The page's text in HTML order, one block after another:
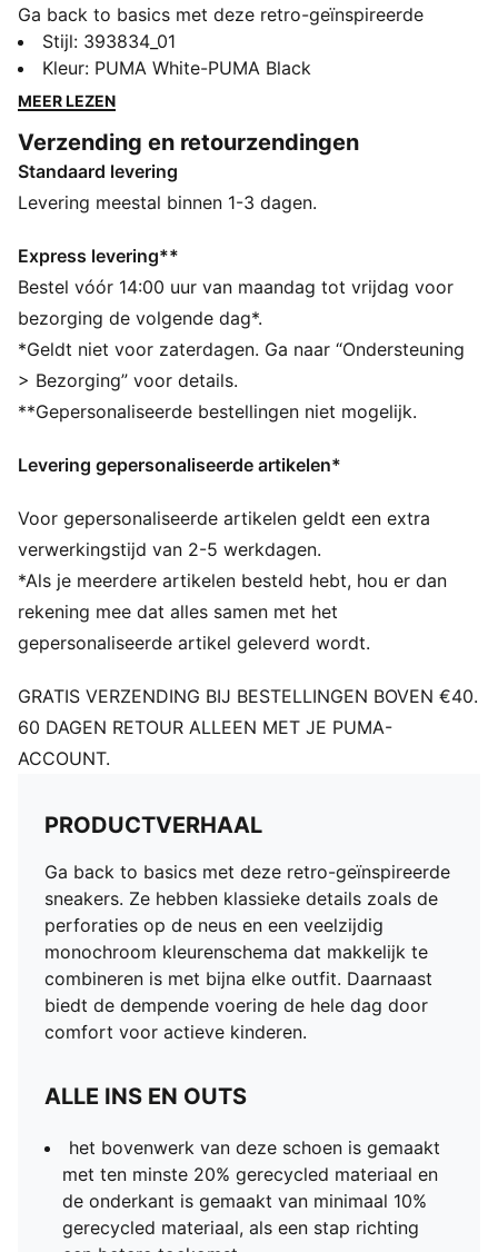
Ga back to basics met deze retro-geïnspireerde
sneakers. Ze hebben klassieke details zoals de
perforaties op de neus en een veelzijdig monochroom
kleurenschema dat makkelijk te combineren is met
voering de hele dag door comfort voor actieve
kinderen.
ALLE INS EN OUTS
minste 20% gerecycled materiaal en de onderkant is
gemaakt van minimaal 10% gerecycled materiaal, als
een stap richting een betere toekomst
DETAILS
Bovenwerk van stof en synthetisch materiaal
Rubberen tussenzool
Rubberen zool
PUMA No. 1-logo op de tong
tussen 4 en 8 jaar
Stijl: 393834_01
Kleur: PUMA White-PUMA Black
MEER LEZEN
Verzending en retourzendingen
Standaard levering
Levering meestal binnen 1-3 dagen.
Express levering**
Bestel vóór 14:00 uur van maandag tot vrijdag voor
bezorging de volgende dag*.
*Geldt niet voor zaterdagen. Ga naar “Ondersteuning
> Bezorging” voor details.
**Gepersonaliseerde bestellingen niet mogelijk.
Levering gepersonaliseerde artikelen*
Voor gepersonaliseerde artikelen geldt een extra
verwerkingstijd van 2-5 werkdagen.
*Als je meerdere artikelen besteld hebt, hou er dan
rekening mee dat alles samen met het
gepersonaliseerde artikel geleverd wordt.
GRATIS VERZENDING BIJ BESTELLINGEN BOVEN €40.
60 DAGEN RETOUR ALLEEN MET JE PUMA-
ACCOUNT.
PRODUCTVERHAAL
Ga back to basics met deze retro-geïnspireerde
sneakers. Ze hebben klassieke details zoals de
perforaties op de neus en een veelzijdig
monochroom kleurenschema dat makkelijk te
combineren is met bijna elke outfit. Daarnaast
biedt de dempende voering de hele dag door
comfort voor actieve kinderen.
ALLE INS EN OUTS
het bovenwerk van deze schoen is gemaakt
met ten minste 20% gerecycled materiaal en
de onderkant is gemaakt van minimaal 10%
gerecycled materiaal, als een stap richting